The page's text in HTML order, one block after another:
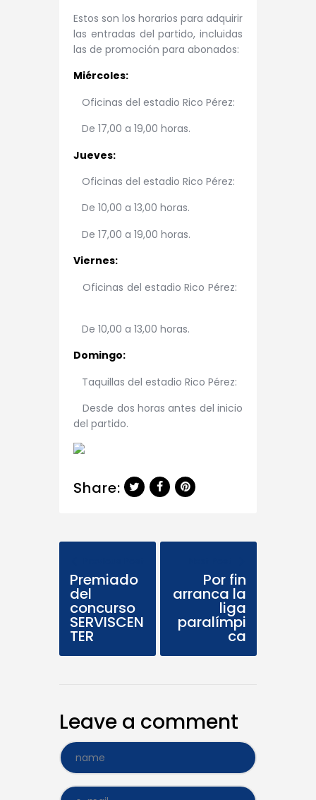
Estos son los horarios para adquirir
las entradas del partido, incluidas
las de promoción para abonados:
Miércoles:
Oficinas del estadio Rico Pérez:
De 17,00 a 19,00 horas.
Jueves:
Oficinas del estadio Rico Pérez:
De 10,00 a 13,00 horas.
De 17,00 a 19,00 horas.
Viernes:
Oficinas del estadio Rico Pérez:
De 10,00 a 13,00 horas.
Domingo:
Taquillas del estadio Rico Pérez:
Desde dos horas antes del inicio
del partido.
Share:
Premiado
del
concurso
SERVISCEN
TER
Por fin
arranca la
liga
paralímpi
ca
Leave a comment